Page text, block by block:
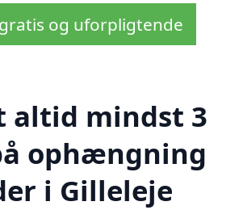
og uforpligtende
altid mindst 3
ophængning
i Gilleleje